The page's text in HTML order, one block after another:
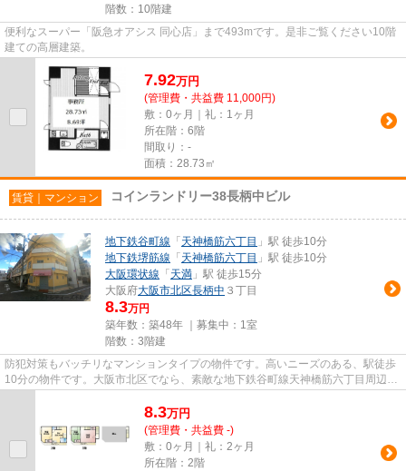
階数：10階建
便利なスーパー「阪急オアシス 同心店」まで493mです。是非ご覧ください10階
建ての高層建築。
7.92万円
(管理費・共益費 11,000円)
敷：0ヶ月｜礼：1ヶ月
所在階：6階
間取り：-
面積：28.73㎡
賃貸｜マンション コインランドリー38長柄中ビル
地下鉄谷町線 「 天神橋筋六丁目 」駅 徒歩10分
地下鉄堺筋線 「 天神橋筋六丁目 」駅 徒歩10分
大阪環状線 「 天満 」駅 徒歩15分
大阪府大阪市北区長柄中 ３丁目
8.3万円
築年数：築48年 ｜募集中： 1室
階数：3階建
防犯対策もバッチリなマンションタイプの物件です。高いニーズのある、駅徒歩
10分の物件です。大阪市北区でなら、素敵な地下鉄谷町線天神橋筋六丁目周辺の
8.3万円
(管理費・共益費 -)
敷：0ヶ月｜礼：2ヶ月
所在階：2階